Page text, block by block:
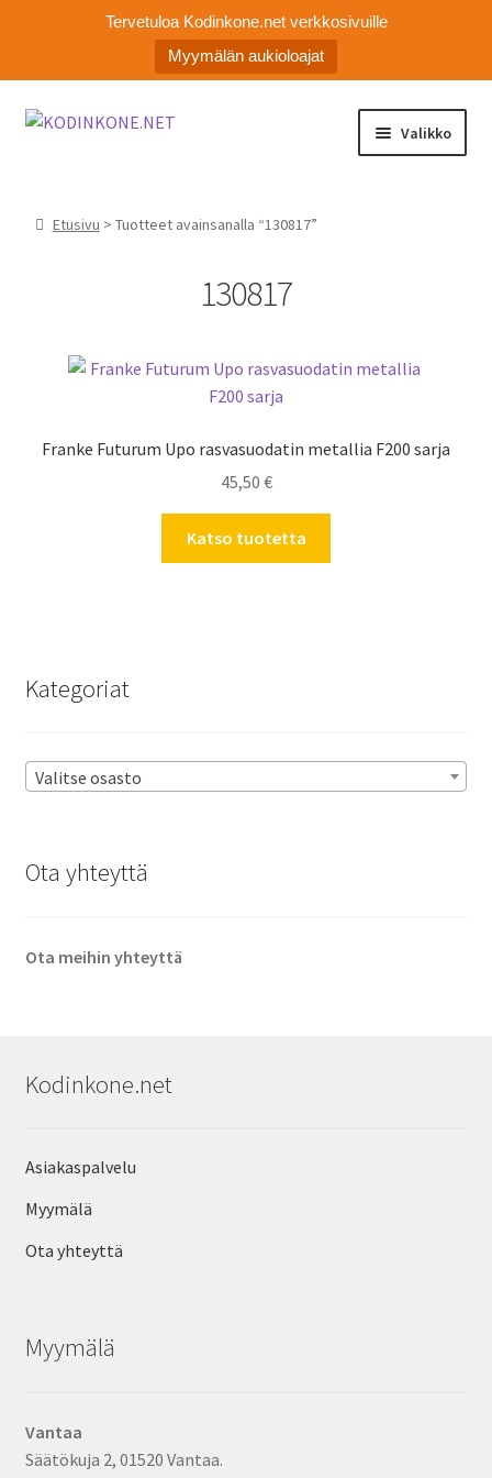
Tervetuloa Kodinkone.net verkkosivuille
Myymälän aukioloajat
Siirry
Siirry
Valikko
Asiakaspalvelu
Etusivu > Tuotteet avainsanalla “130817”
130817
Franke Futurum Upo rasvasuodatin metallia F200 sarja
45,50 €
Katso tuotetta
Kategoriat
Valitse osasto
Ota yhteyttä
Ota meihin yhteyttä
Kodinkone.net
Asiakaspalvelu
Myymälä
Ota yhteyttä
Myymälä
Vantaa
Säätökuja 2, 01520 Vantaa.